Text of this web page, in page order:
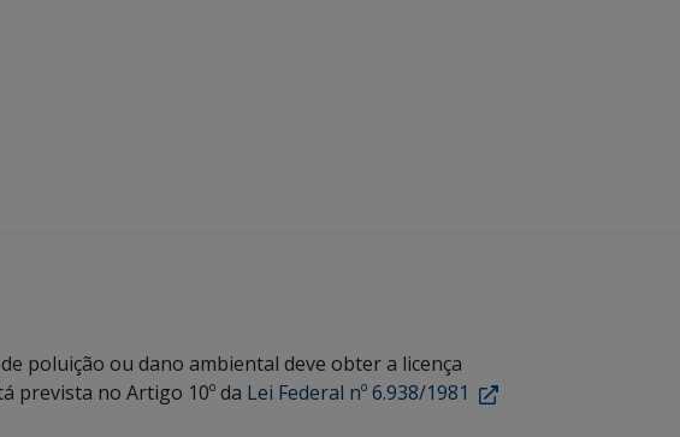
poluição ou dano ambiental deve obter a licença
prevista no Artigo 10º da Lei Federal nº 6.938/1981